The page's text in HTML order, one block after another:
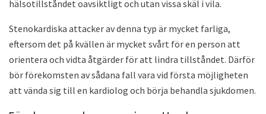
hälsotillståndet oavsiktligt och utan vissa skäl i vila.
Stenokardiska attacker av denna typ är mycket farliga,
eftersom det på kvällen är mycket svårt för en person att
orientera och vidta åtgärder för att lindra tillståndet. Därför
bör förekomsten av sådana fall vara vid första möjligheten
att vända sig till en kardiolog och börja behandla sjukdomen.